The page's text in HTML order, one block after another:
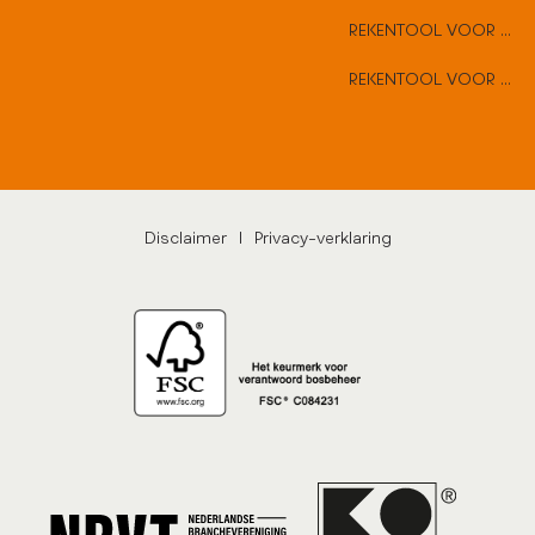
REKENTOOL VOOR VLAKKE DEUREN
REKENTOOL VOOR HARD HOUTEN DEUREN
Disclaimer | Privacy-verklaring